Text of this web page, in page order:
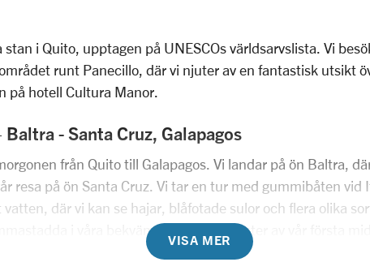
stan i Quito, upptagen på UNESCOs världsarvslista. Vi
runt Panecillo, där vi njuter av en fantastisk utsikt
på hotell Cultura Manor.
- Santa Cruz, Galapagos
från Quito till Galapagos. Vi landar på ön Baltra,
resa på ön Santa Cruz. Vi tar en tur med gummibåten vid
där vi kan se hajar, blåfotade sulor och flera olika
i våra bekväma hytter och njuter av vår första
VISA MER